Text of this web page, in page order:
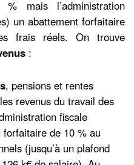
mais l’administration
un abattement forfaitaire
frais réels. On trouve
:
, pensions et rentes
revenus du travail des
fiscale
de 10 % au
(jusqu’à un plafond